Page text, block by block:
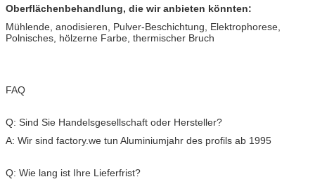
Oberflächenbehandlung, die wir anbieten könnten:
Mühlende, anodisieren, Pulver-Beschichtung, Elektrophorese,
Polnisches, hölzerne Farbe, thermischer Bruch
FAQ
Q: Sind Sie Handelsgesellschaft oder Hersteller?
A: Wir sind factory.we tun Aluminiumjahr des profils ab 1995
Q: Wie lang ist Ihre Lieferfrist?